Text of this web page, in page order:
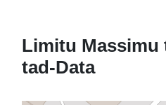
Limitu Massimu
tad-Data